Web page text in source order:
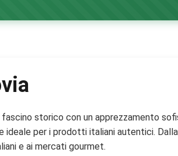
storico con un apprezzamento
per i prodotti italiani autentici.
e ai mercati gourmet.